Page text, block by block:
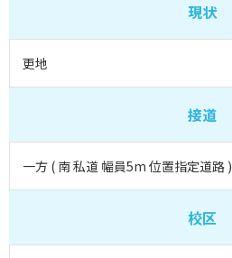
現状
更地
接道
一方 ( 南 私道 幅員5m 位置指定道路 )
校区